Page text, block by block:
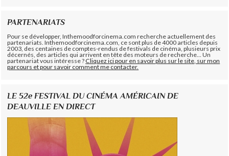
PARTENARIATS
Pour se développer, Inthemoodforcinema.com recherche actuellement des
partenariats. Inthemoodforcinema.com, ce sont plus de 4000 articles depuis
2003, des centaines de comptes-rendus de festivals de cinéma, plusieurs prix
décernés, des articles qui arrivent en tête des moteurs de recherche... Un
partenariat vous intéresse ?Cliquez ici pour en savoir plus sur le site, sur mon
parcours et pour savoir comment me contacter.
LE 52e FESTIVAL DU CINÉMA AMÉRICAIN DE
DEAUVILLE EN DIRECT